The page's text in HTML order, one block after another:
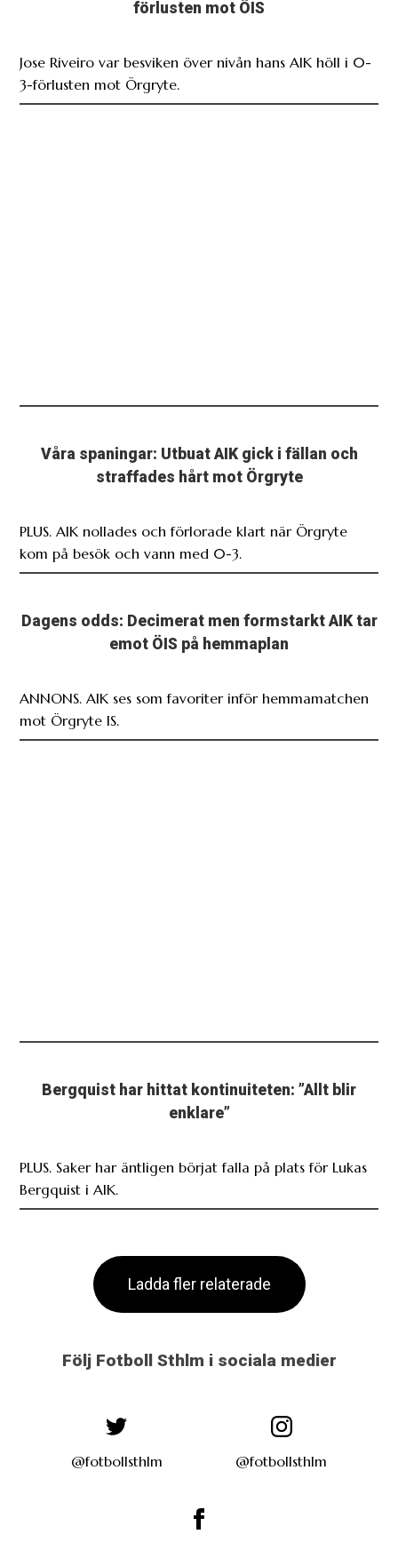
förlusten mot ÖIS
Jose Riveiro var besviken över nivån hans AIK höll i 0-
3-förlusten mot Örgryte.
Våra spaningar: Utbuat AIK gick i fällan och
straffades hårt mot Örgryte
PLUS. AIK nollades och förlorade klart när Örgryte
kom på besök och vann med 0-3.
Dagens odds: Decimerat men formstarkt AIK tar
emot ÖIS på hemmaplan
ANNONS. AIK ses som favoriter inför hemmamatchen
mot Örgryte IS.
Bergquist har hittat kontinuiteten: ”Allt blir
enklare”
PLUS. Saker har äntligen börjat falla på plats för Lukas
Bergquist i AIK.
Ladda fler relaterade
Följ Fotboll Sthlm i sociala medier
@fotbollsthlm @fotbollsthlm